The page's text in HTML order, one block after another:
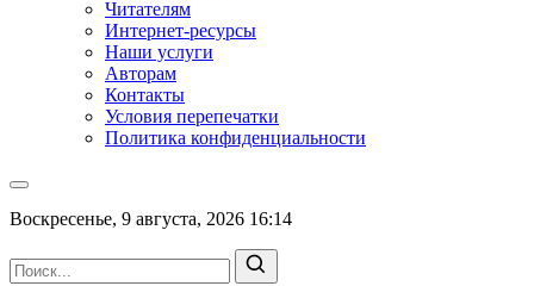
Читателям
Интернет-ресурсы
Наши услуги
Авторам
Контакты
Условия перепечатки
Политика конфиденциальности
Воскресенье, 9 августа, 2026 16:14